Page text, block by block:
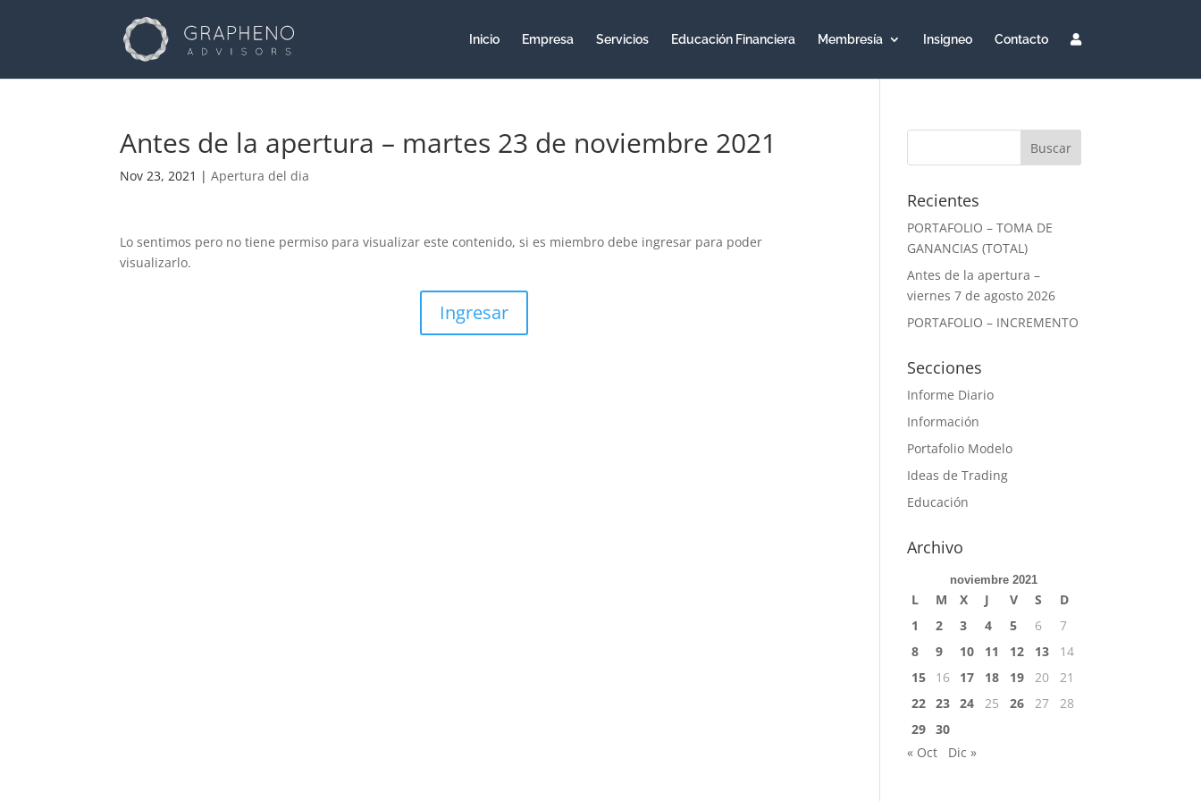
Inicio Empresa Servicios Educación Financiera Membresía Insigneo Contacto
Antes de la apertura – martes 23 de noviembre 2021
Nov 23, 2021 |Apertura del dia
Lo sentimos pero no tiene permiso para visualizar este contenido, si es miembro debe ingresar para poder
visualizarlo.
Ingresar
Recientes
PORTAFOLIO – TOMA DE
GANANCIAS (TOTAL)
Antes de la apertura –
viernes 7 de agosto 2026
PORTAFOLIO – INCREMENTO
Secciones
Informe Diario
Información
Portafolio Modelo
Ideas de Trading
Educación
Archivo
noviembre 2021
L M X J V S
D
1
2 3 4 5 6
7
8
9 10 11 12 13
14
15
16 17 18 19 20
21
22 23 24 25 26 27
28
29 30
« Oct
Dic »